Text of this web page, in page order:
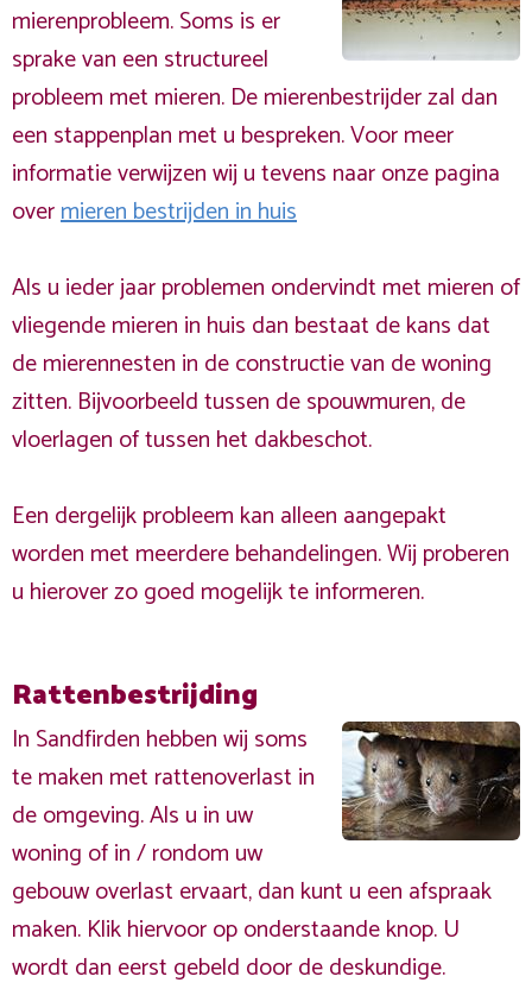
mierenprobleem. Soms is er
sprake van een structureel
probleem met mieren. De mierenbestrijder zal dan
een stappenplan met u bespreken. Voor meer
informatie verwijzen wij u tevens naar onze pagina
overmieren bestrijden in huis
Als u ieder jaar problemen ondervindt met mieren of
vliegende mieren in huis dan bestaat de kans dat
de mierennesten in de constructie van de woning
zitten. Bijvoorbeeld tussen de spouwmuren, de
vloerlagen of tussen het dakbeschot.
Een dergelijk probleem kan alleen aangepakt
worden met meerdere behandelingen. Wij proberen
u hierover zo goed mogelijk te informeren.
Rattenbestrijding
In Sandfirden hebben wij soms
te maken met rattenoverlast in
de omgeving. Als u in uw
woning of in / rondom uw
gebouw overlast ervaart, dan kunt u een afspraak
maken. Klik hiervoor op onderstaande knop. U
wordt dan eerst gebeld door de deskundige.